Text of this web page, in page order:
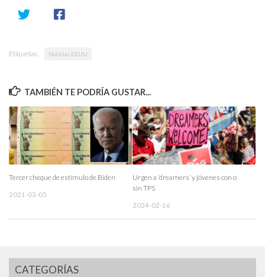
Etiquetas: Noticias EEUU
TAMBIÉN TE PODRÍA GUSTAR...
Tercer cheque de estímulo de Biden
2021-03-05
Urgen a ‘dreamers’ y jóvenes con o
sin TPS
2024-02-16
CATEGORÍAS